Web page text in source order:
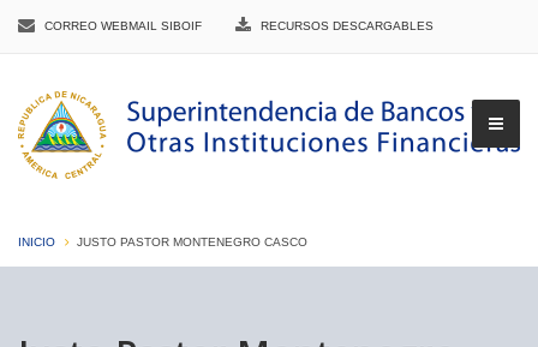
CORREO WEBMAIL SIBOIF RECURSOS DESCARGABLES
INICIO JUSTO PASTOR MONTENEGRO CASCO